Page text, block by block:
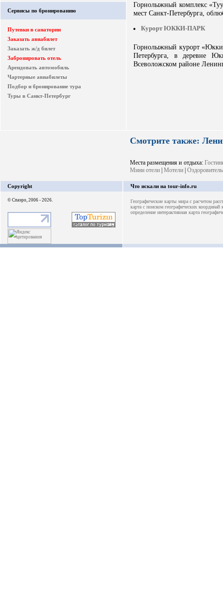
Сервисы по бронированию
Путевки в санатории
Заказать авиабилет
Заказать ж/д билет
Забронировать отель
Арендовать автомобиль
Чартерные авиабилеты
Подбор и бронирование тура
Туры в Санкт-Петербург
Горнолыжный комплекс
мест Санкт-Петербурга,
Курорт ЮККИ-ПАРК
Горнолыжный курорт «Юкки-
Петербурга, в деревне
Всеволожском районе
Смотрите также:
Места размещения и отдыха:
Мини отели Мотели
Copyright
© Спаэро, 2006 - 2026.
Что искали на tour-info.ru
Географические карты мира с расчетом
карта с поиском географических координа8
определение интерактивная карта